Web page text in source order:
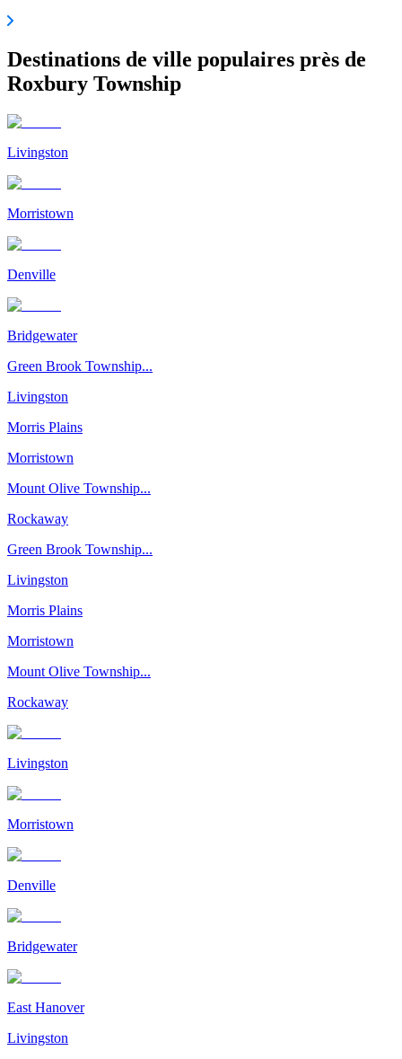
Destinations de ville populaires près de
Roxbury Township
Livingston
Morristown
Denville
Bridgewater
Green Brook Township...
Livingston
Morris Plains
Morristown
Mount Olive Township...
Rockaway
Green Brook Township...
Livingston
Morris Plains
Morristown
Mount Olive Township...
Rockaway
Livingston
Morristown
Denville
Bridgewater
East Hanover
Livingston